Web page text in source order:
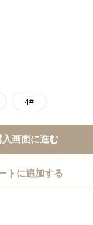
4#
入画面に進む
トに追加する